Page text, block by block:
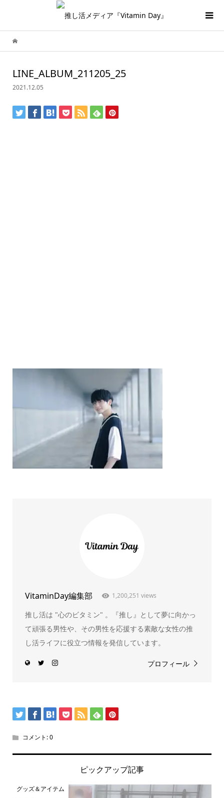
LINE_ALBUM_211205_25
2021.12.05
VitaminDay編集部 1,200,251 views
推し活は "心のビタミン" 。『推し』として夢に向かっ
て頑張る男性や、その男性を応援する素敵な女性の推
し活ライフに役立つ情報を発信しています。
プロフィール
コメント:0
ピックアップ記事
グッズ＆アイテム